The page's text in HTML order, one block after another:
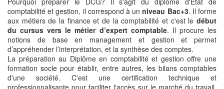
comptabilité et gestion, il correspond à unniveau Bac+3. Il forme
aux métiers de la finance et de la comptabilité et c'est le début
du cursus vers le métier d’expert comptable. Il procure les
notions de base en management et gestion et permet
d’appréhender l’interprétation, et la synthèse des comptes.
La préparation au Diplôme en comptabilité et gestion offre une
formation socle pour établir, entre autres, les bilans comptables
d'une société. C'est une certification technique et
professionnalisante pour faciliter l'accès sur le marché du travail.